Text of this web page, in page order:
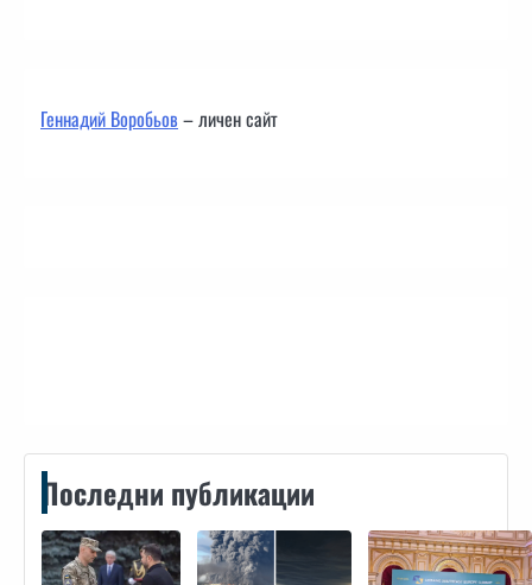
Геннадий Воробьов– личен сайт
Последни публикации